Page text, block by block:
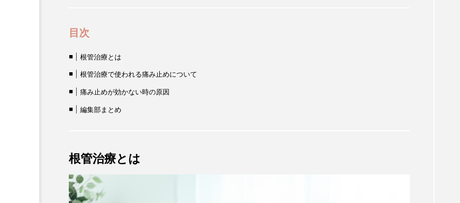
目次
根管治療とは
根管治療で使われる痛み止めについて
痛み止めが効かない時の原因
編集部まとめ
根管治療とは